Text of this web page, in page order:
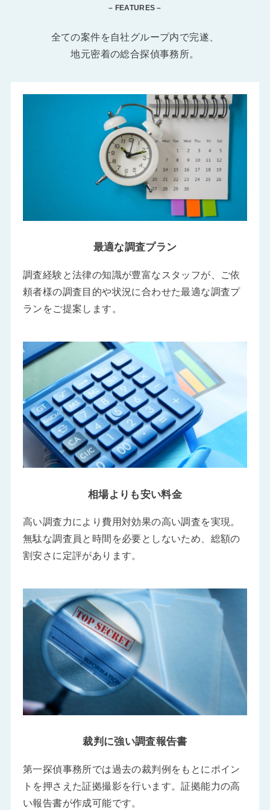
– FEATURES –
全ての案件を自社グループ内で完遂、
地元密着の総合探偵事務所。
最適な調査プラン
調査経験と法律の知識が豊富なスタッフが、ご依
頼者様の調査目的や状況に合わせた最適な調査プ
ランをご提案します。
相場よりも安い料金
高い調査力により費用対効果の高い調査を実現。
無駄な調査員と時間を必要としないため、総額の
割安さに定評があります。
裁判に強い調査報告書
第一探偵事務所では過去の裁判例をもとにポイン
トを押さえた証拠撮影を行います。証拠能力の高
い報告書が作成可能です。